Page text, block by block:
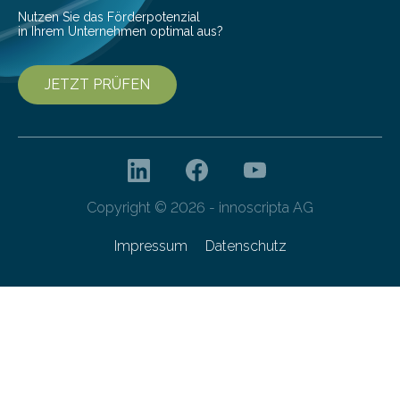
Nutzen Sie das Förderpotenzial
in Ihrem Unternehmen optimal aus?
JETZT PRÜFEN
Copyright © 2026 - innoscripta AG
Impressum Datenschutz